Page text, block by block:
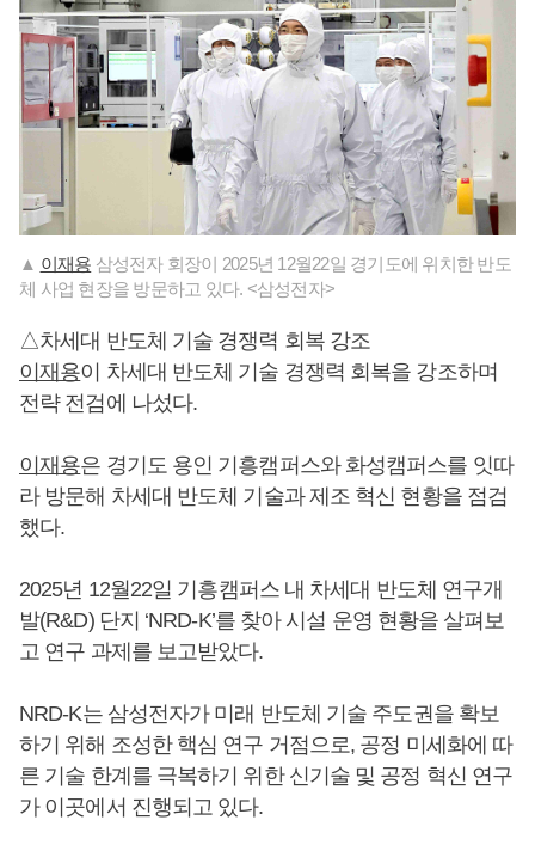
▲ 이재용 삼성전자 회장이 2025년 12월22일 경기도에 위치한 반도
체 사업 현장을 방문하고 있다. <삼성전자>
△차세대 반도체 기술 경쟁력 회복 강조
이재용이 차세대 반도체 기술 경쟁력 회복을 강조하며
전략 전검에 나섰다.
이재용은 경기도 용인 기흥캠퍼스와 화성캠퍼스를 잇따
라 방문해 차세대 반도체 기술과 제조 혁신 현황을 점검
했다.
2025년 12월22일 기흥캠퍼스 내 차세대 반도체 연구개
발(R&D) 단지 ‘NRD-K’를 찾아 시설 운영 현황을 살펴보
고 연구 과제를 보고받았다.
NRD-K는 삼성전자가 미래 반도체 기술 주도권을 확보
하기 위해 조성한 핵심 연구 거점으로, 공정 미세화에 따
른 기술 한계를 극복하기 위한 신기술 및 공정 혁신 연구
가 이곳에서 진행되고 있다.